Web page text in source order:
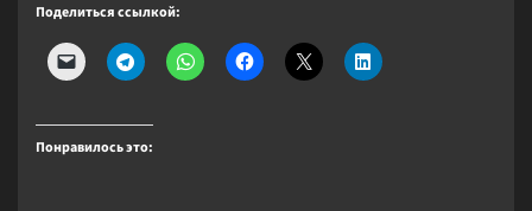
Поделиться ссылкой:
Понравилось это: